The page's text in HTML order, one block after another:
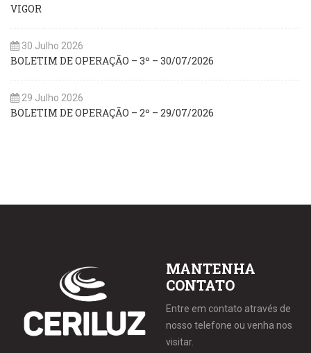
VIGOR
30 Julho 2026
BOLETIM DE OPERAÇÃO – 3º – 30/07/2026
29 Julho 2026
BOLETIM DE OPERAÇÃO – 2º – 29/07/2026
MANTENHA
CONTATO
Entre em contato através de
nosso telefone ou venha nos
visitar.